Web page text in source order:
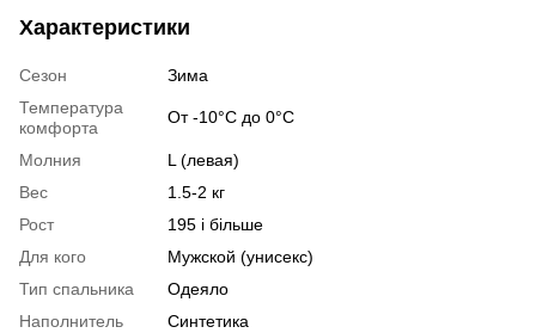
Характеристики
Сезон
Зима
Температура
комфорта
От -10°С до 0°С
Молния
L (левая)
Вес
1.5-2 кг
Рост
195 і більше
Для кого
Мужской (унисекс)
Тип спальника
Одеяло
Наполнитель
Синтетика